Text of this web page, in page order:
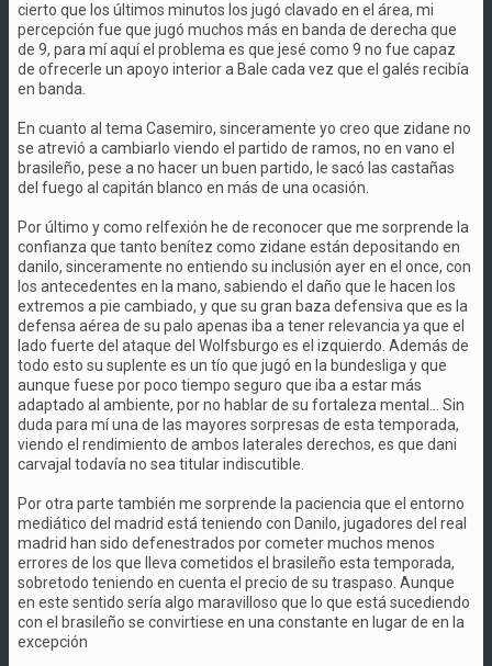
cierto que los últimos minutos los jugó clavado en el área, mi
percepción fue que jugó muchos más en banda de derecha que
de 9, para mí aquí el problema es que jesé como 9 no fue capaz
de ofrecerle un apoyo interior a Bale cada vez que el galés recibía
en banda.
En cuanto al tema Casemiro, sinceramente yo creo que zidane no
se atrevió a cambiarlo viendo el partido de ramos, no en vano el
brasileño, pese a no hacer un buen partido, le sacó las castañas
del fuego al capitán blanco en más de una ocasión.
Por último y como relfexión he de reconocer que me sorprende la
confianza que tanto benítez como zidane están depositando en
danilo, sinceramente no entiendo su inclusión ayer en el once, con
los antecedentes en la mano, sabiendo el daño que le hacen los
extremos a pie cambiado, y que su gran baza defensiva que es la
defensa aérea de su palo apenas iba a tener relevancia ya que el
lado fuerte del ataque del Wolfsburgo es el izquierdo. Además de
todo esto su suplente es un tío que jugó en la bundesliga y que
aunque fuese por poco tiempo seguro que iba a estar más
adaptado al ambiente, por no hablar de su fortaleza mental... Sin
duda para mí una de las mayores sorpresas de esta temporada,
viendo el rendimiento de ambos laterales derechos, es que dani
carvajal todavía no sea titular indiscutible.
Por otra parte también me sorprende la paciencia que el entorno
mediático del madrid está teniendo con Danilo, jugadores del real
madrid han sido defenestrados por cometer muchos menos
errores de los que lleva cometidos el brasileño esta temporada,
sobretodo teniendo en cuenta el precio de su traspaso. Aunque
en este sentido sería algo maravilloso que lo que está sucediendo
con el brasileño se convirtiese en una constante en lugar de en la
excepción